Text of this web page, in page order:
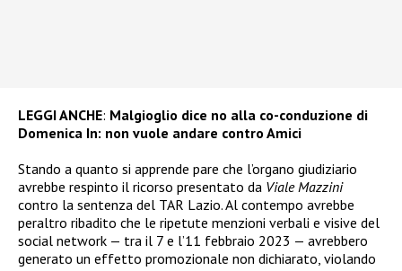
LEGGI ANCHE: Malgioglio dice no alla co-conduzione di
Domenica In: non vuole andare contro Amici
Stando a quanto si apprende pare che l’organo giudiziario
avrebbe respinto il ricorso presentato da Viale Mazzini
contro la sentenza del TAR Lazio. Al contempo avrebbe
peraltro ribadito che le ripetute menzioni verbali e visive del
social network — tra il 7 e l’11 febbraio 2023 — avrebbero
generato un effetto promozionale non dichiarato, violando